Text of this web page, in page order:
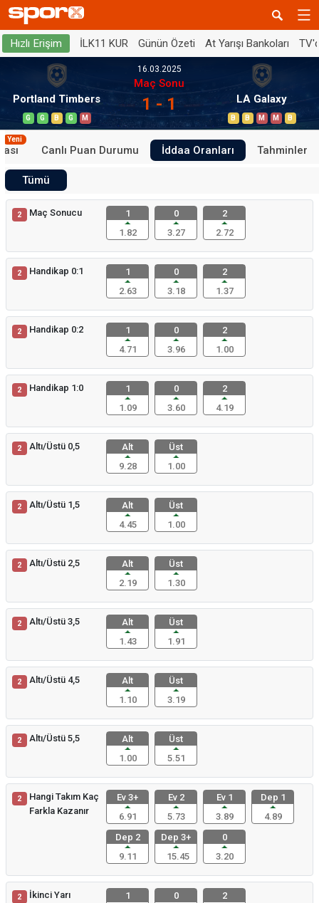
Hızlı Erişim İLK11 KUR Günün Özeti At Yarışı Bankoları
Portland Timbers
G G B G M
16.03.2025
Maç Sonu
1 - 1 LA Galaxy
B B M M B
Yeni
Canlı Puan Durumu İddaa Oranları Tahminler
Tümü
2 Maç Sonucu
1
1.82
0
3.27
2
2.72
2 Handikap 0:1
1
2.63
0
3.18
2
1.37
2 Handikap 0:2
1
4.71
0
3.96
2
1.00
2 Handikap 1:0
1
1.09
0
3.60
2
4.19
2 Altı/Üstü 0,5
Alt
9.28
Üst
1.00
2 Altı/Üstü 1,5
Alt
4.45
Üst
1.00
2 Altı/Üstü 2,5
Alt
2.19
Üst
1.30
2 Altı/Üstü 3,5
Alt
1.43
Üst
1.91
2 Altı/Üstü 4,5
Alt
1.10
Üst
3.19
2 Altı/Üstü 5,5
Alt
1.00
Üst
5.51
2
Hangi Takım Kaç
Farkla Kazanır
Ev 3+
6.91
Ev 2
5.73
Ev 1
3.89
Dep 1
4.89
Dep 2
9.11
Dep 3+
15.45
0
3.20
2
İkinci Yarı
1
0
2